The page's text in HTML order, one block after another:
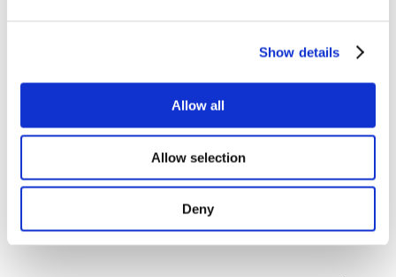
Show details
Allow all
Allow selection
Deny
Concertos
Alkalmaz